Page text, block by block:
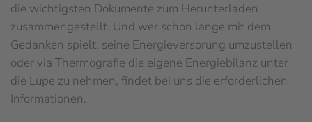
die wichtigsten Dokumente zum Herunterladen
zusammengestellt. Und wer schon lange mit dem
Gedanken spielt, seine Energieversorung umzustellen
oder via Thermografie die eigene Energiebilanz unter
die Lupe zu nehmen, findet bei uns die erforderlichen
Informationen.